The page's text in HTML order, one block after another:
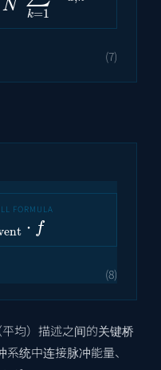
(7)
⋅f
(8)
均）描述之间的关键桥
统中连接脉冲能量、